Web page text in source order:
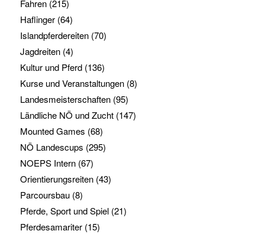
Fahren(215)
Haflinger(64)
Islandpferdereiten(70)
Jagdreiten(4)
Kultur und Pferd(136)
Kurse und Veranstaltungen(8)
Landesmeisterschaften(95)
Ländliche NÖ und Zucht(147)
Mounted Games (68)
NÖ Landescups (295)
NOEPS Intern(67)
Orientierungsreiten(43)
Parcoursbau(8)
Pferde, Sport und Spiel(21)
Pferdesamariter(15)